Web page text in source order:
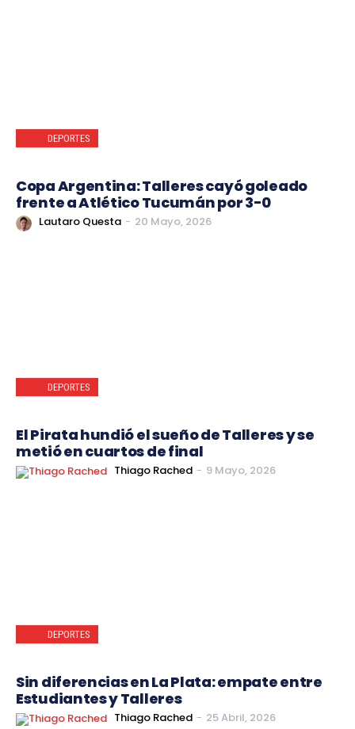
DEPORTES
Copa Argentina: Talleres cayó goleado
frente a Atlético Tucumán por 3-0
Lautaro Questa - 20 Mayo, 2026
DEPORTES
El Pirata hundió el sueño de Talleres y se
metió en cuartos de final
Thiago Rached - 9 Mayo, 2026
DEPORTES
Sin diferencias en La Plata: empate entre
Estudiantes y Talleres
Thiago Rached - 25 Abril, 2026